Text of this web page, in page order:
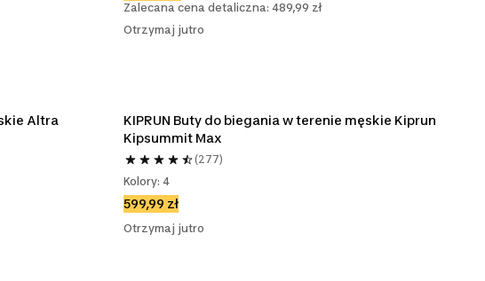
Zalecana cena detaliczna: 489,99 zł
Otrzymaj jutro
Altra
KIPRUN Buty do biegania w terenie męskie Kiprun
Kipsummit Max
(277)
Kolory: 4
599,99 zł
Otrzymaj jutro